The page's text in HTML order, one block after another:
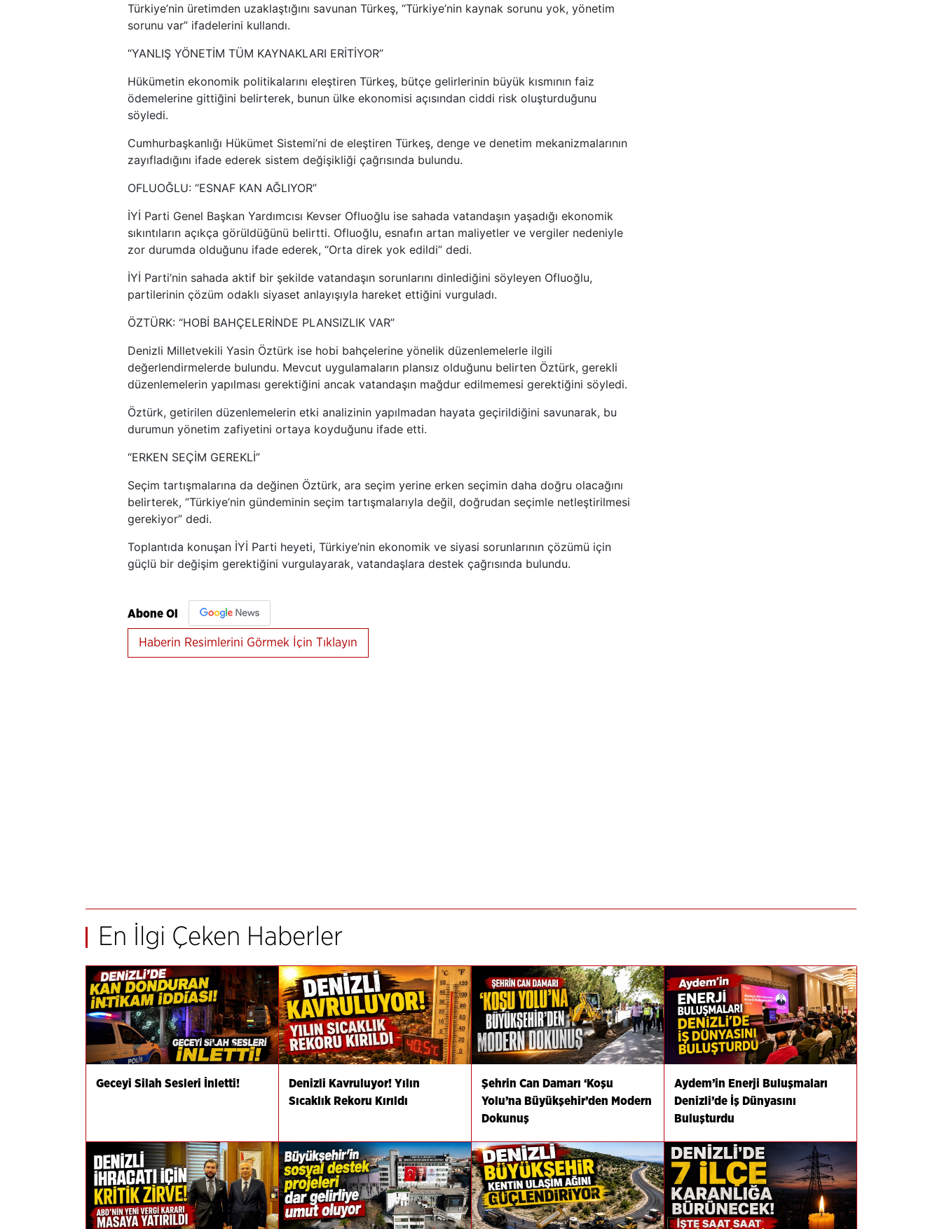
Türkiye’nin üretimden uzaklaştığını savunan Türkeş, “Türkiye’nin kaynak sorunu yok, yönetim
sorunu var” ifadelerini kullandı.
“YANLIŞ YÖNETİM TÜM KAYNAKLARI ERİTİYOR”
Hükümetin ekonomik politikalarını eleştiren Türkeş, bütçe gelirlerinin büyük kısmının faiz
ödemelerine gittiğini belirterek, bunun ülke ekonomisi açısından ciddi risk oluşturduğunu
söyledi.
Cumhurbaşkanlığı Hükümet Sistemi’ni de eleştiren Türkeş, denge ve denetim mekanizmalarının
zayıfladığını ifade ederek sistem değişikliği çağrısında bulundu.
OFLUOĞLU: “ESNAF KAN AĞLIYOR”
İYİ Parti Genel Başkan Yardımcısı Kevser Ofluoğlu ise sahada vatandaşın yaşadığı ekonomik
sıkıntıların açıkça görüldüğünü belirtti. Ofluoğlu, esnafın artan maliyetler ve vergiler nedeniyle
zor durumda olduğunu ifade ederek, “Orta direk yok edildi” dedi.
İYİ Parti’nin sahada aktif bir şekilde vatandaşın sorunlarını dinlediğini söyleyen Ofluoğlu,
partilerinin çözüm odaklı siyaset anlayışıyla hareket ettiğini vurguladı.
ÖZTÜRK: “HOBİ BAHÇELERİNDE PLANSIZLIK VAR”
Denizli Milletvekili Yasin Öztürk ise hobi bahçelerine yönelik düzenlemelerle ilgili
değerlendirmelerde bulundu. Mevcut uygulamaların plansız olduğunu belirten Öztürk, gerekli
düzenlemelerin yapılması gerektiğini ancak vatandaşın mağdur edilmemesi gerektiğini söyledi.
Öztürk, getirilen düzenlemelerin etki analizinin yapılmadan hayata geçirildiğini savunarak, bu
durumun yönetim zafiyetini ortaya koyduğunu ifade etti.
“ERKEN SEÇİM GEREKLİ”
Seçim tartışmalarına da değinen Öztürk, ara seçim yerine erken seçimin daha doğru olacağını
belirterek, “Türkiye’nin gündeminin seçim tartışmalarıyla değil, doğrudan seçimle netleştirilmesi
gerekiyor” dedi.
Toplantıda konuşan İYİ Parti heyeti, Türkiye’nin ekonomik ve siyasi sorunlarının çözümü için
güçlü bir değişim gerektiğini vurgulayarak, vatandaşlara destek çağrısında bulundu.
Abone Ol
Haberin Resimlerini Görmek İçin Tıklayın
En İlgi Çeken Haberler
Geceyi Silah Sesleri İnletti!
Denizli Kavruluyor! Yılın
Sıcaklık Rekoru Kırıldı
Şehrin Can Damarı ‘Koşu
Yolu’na Büyükşehir’den Modern
Dokunuş
Aydem’in Enerji Buluşmaları
Denizli’de İş Dünyasını
Buluşturdu